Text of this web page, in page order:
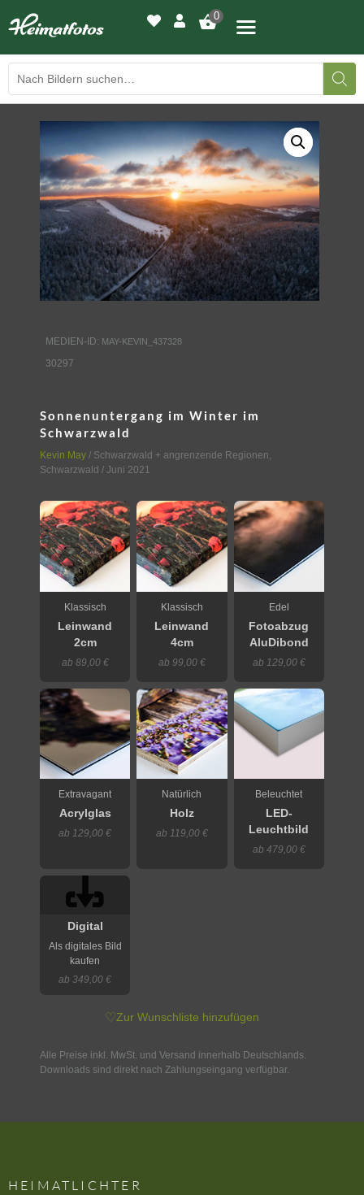
0
BILDERGALERIE
DRUCKQUALITÄTEN
LED-LEUCHTBILDER
WIR DRUCKEN IHR BILD
AUSSTELLUNGEN
MEDIEN-ID: MAY-KEVIN_437328
30297
Sonnenuntergang im Winter im
Schwarzwald
Kevin May / Schwarzwald + angrenzende Regionen,
Schwarzwald / Juni 2021
Klassisch
Leinwand
2cm
ab 89,00 €
Klassisch
Leinwand
4cm
ab 99,00 €
Edel
Fotoabzug
AluDibond
ab 129,00 €
Extravagant
Acrylglas
ab 129,00 €
Natürlich
Holz
ab 119,00 €
Beleuchtet
LED-
Leuchtbild
ab 479,00 €
Digital
Als digitales Bild
kaufen
ab 349,00 €
♡Zur Wunschliste hinzufügen
Alle Preise inkl. MwSt. und Versand innerhalb Deutschlands.
Downloads sind direkt nach Zahlungseingang verfügbar.
HEIMATLICHTER